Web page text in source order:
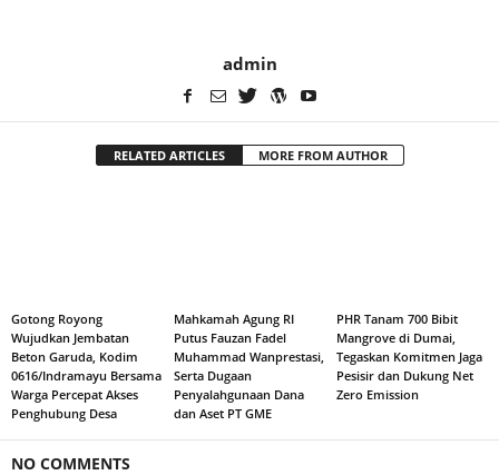
admin
RELATED ARTICLES MORE FROM AUTHOR
Gotong Royong
Wujudkan Jembatan
Beton Garuda, Kodim
0616/Indramayu Bersama
Warga Percepat Akses
Penghubung Desa
Mahkamah Agung RI
Putus Fauzan Fadel
Muhammad Wanprestasi,
Serta Dugaan
Penyalahgunaan Dana
dan Aset PT GME
PHR Tanam 700 Bibit
Mangrove di Dumai,
Tegaskan Komitmen Jaga
Pesisir dan Dukung Net
Zero Emission
NO COMMENTS